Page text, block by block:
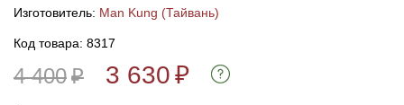
Изготовитель: Man Kung (Тайвань)
Код товара: 8317
4 400₽ 3 630₽